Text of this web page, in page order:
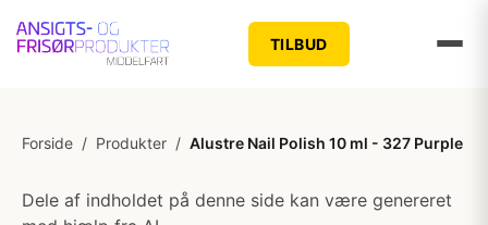
TILBUD
Forside / Produkter / Alustre Nail Polish 10 ml - 327 Purple
Dele af indholdet på denne side kan være genereret